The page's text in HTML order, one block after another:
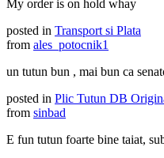
My order is on hold whay
posted in Transport si Plata
from ales_potocnik1
un tutun bun , mai bun ca
posted in Plic Tutun DB
from sinbad
E fun tutun foarte bine taiat,